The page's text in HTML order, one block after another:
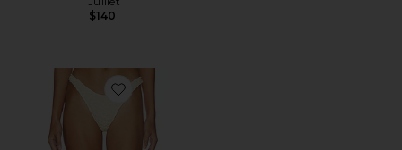
$140
Favorite Bee Bottom